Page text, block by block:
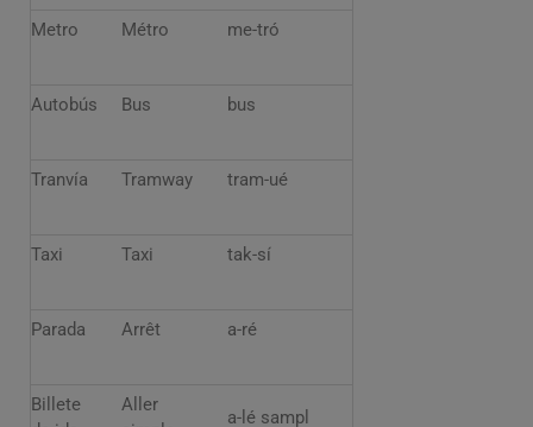
Metro Métro me-tró
Autobús Bus bus
Tranvía Tramway tram-ué
Taxi Taxi tak-sí
Parada Arrêt a-ré
Billete
Aller
a-lé sampl